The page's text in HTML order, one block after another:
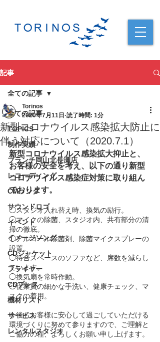
記事
全ての記事
TOPICS
制作実績
ブランチ岡山北長瀬店
レコーディング
CMソング
サウンドロゴ
イベント
イメージソング
CDジャケット
フライヤー
CDプレス
機材リスト
サービス
レンタルスタジオ
全ての記事
新型コロナウイルス感染拡大防止に
伴う対応について（2020.7.1）
Torinos
2020年7月11日 読了時間: 1分
新型コロナウイルス感染拡大抑止と、
お客様の安全を考え、以下の通り新型
コロナウイルス感染症対策に取り組ん
でおります。
◯スタジオ入れ替え時、換気の励行。
◯マイクの除菌、スタジオ内、共有部分の清
掃の徹底。
◯アルコール除菌剤、除菌マイクスプレーの
設置。
◯待合スペースのソファなど、席数を減らし
ています。
◯換気扇を常時作動。
◯従業員の細かな手洗い、健康チェック、マ
スクの着用。
今後もお客様に安心して過ごしていただける
環境づくりに努めて参りますので、ご理解と
ご協力の程、よろしくお願い申し上げます。